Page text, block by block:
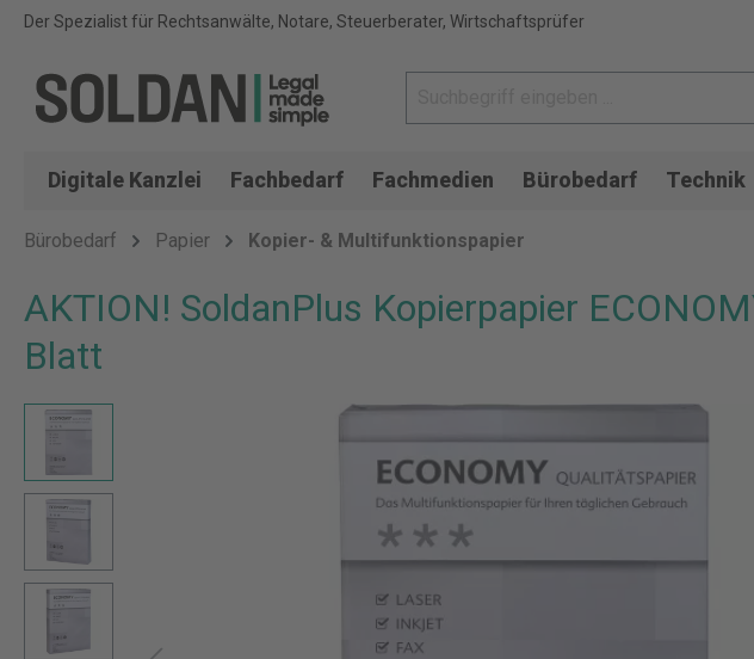
Der Spezialist für Rechtsanwälte, Notare, Steuerberater, Wirtschaftsprüfer
Digitale Kanzlei Fachbedarf Fachmedien Bürobedarf Technik
Bürobedarf Papier Kopier- & Multifunktionspapier
AKTION! SoldanPlus Kopierpapier
Blatt